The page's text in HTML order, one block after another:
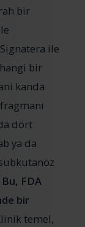
bir
ile
bir
kanda
dört
ya da
Bu, FDA
bir
temel,